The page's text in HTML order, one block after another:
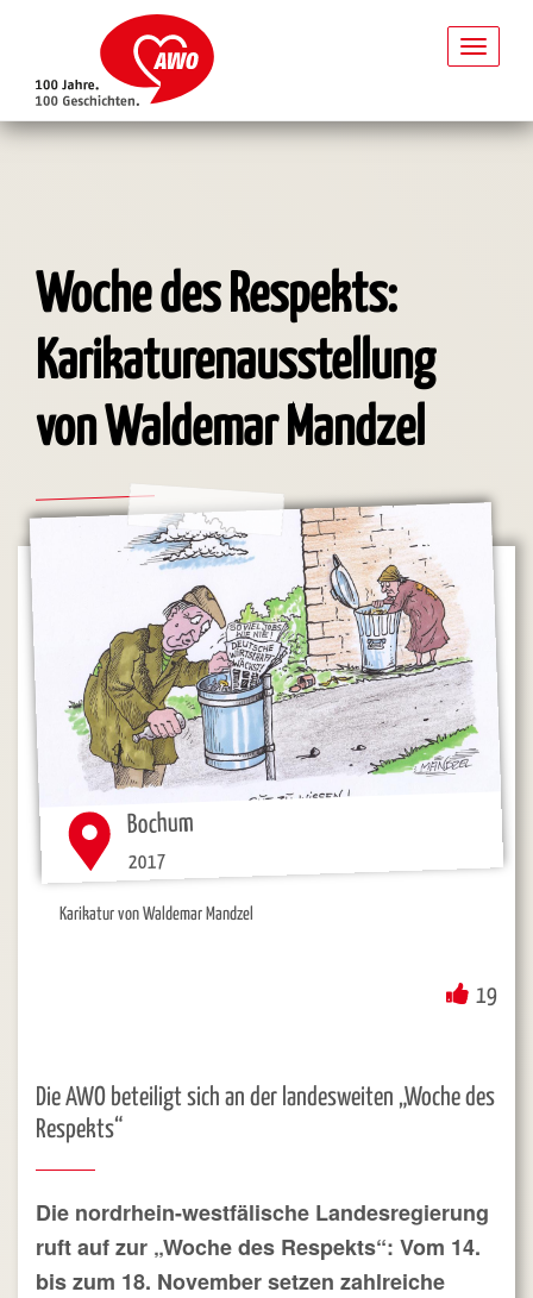
Woche des Respekts:
Karikaturenausstellung
von Waldemar Mandzel
Bochum
2017
Karikatur von Waldemar Mandzel
19
Die AWO beteiligt sich an der landesweiten „Woche des
Respekts“
Die nordrhein-westfälische Landesregierung
ruft auf zur „Woche des Respekts“: Vom 14.
bis zum 18. November setzen zahlreiche